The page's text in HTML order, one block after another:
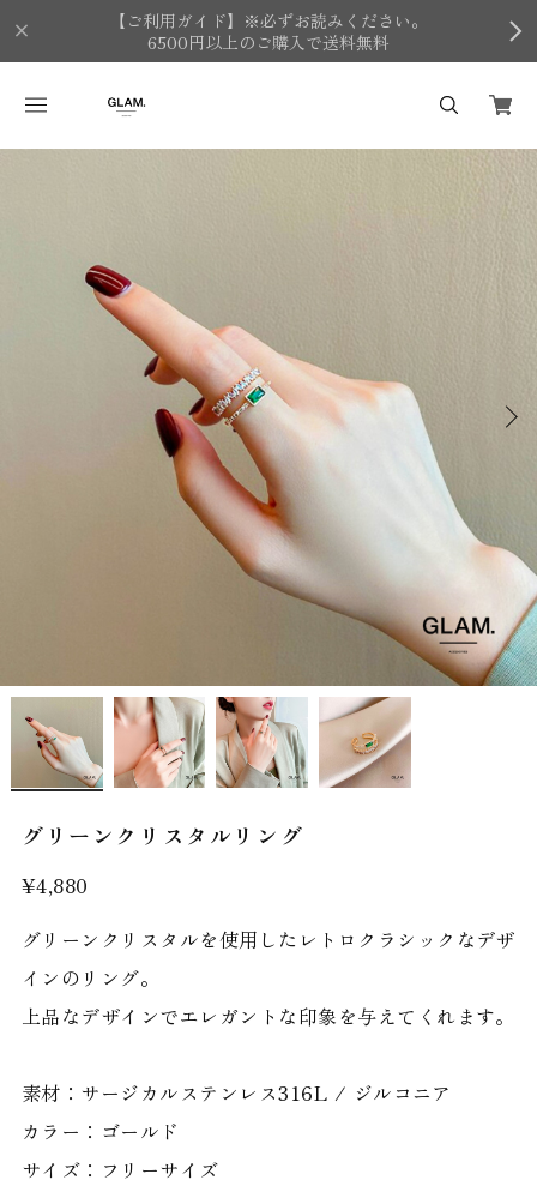
【ご利用ガイド】※必ずお読みください。
6500円以上のご購入で送料無料
グリーンクリスタルリング
¥4,880
グリーンクリスタルを使用したレトロクラシックなデザ
インのリング。
上品なデザインでエレガントな印象を与えてくれます。
素材：サージカルステンレス316L / ジルコニア
カラー：ゴールド
サイズ：フリーサイズ